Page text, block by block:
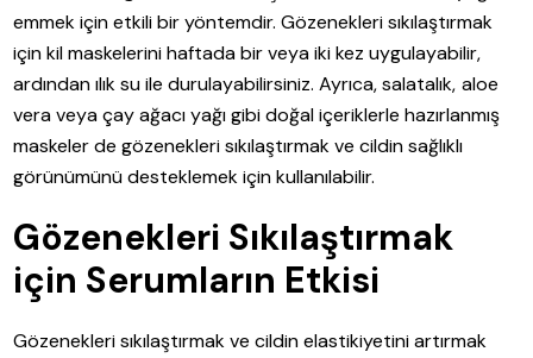
emmek için etkili bir yöntemdir. Gözenekleri sıkılaştırmak
için kil maskelerini haftada bir veya iki kez uygulayabilir,
ardından ılık su ile durulayabilirsiniz. Ayrıca, salatalık, aloe
vera veya çay ağacı yağı gibi doğal içeriklerle hazırlanmış
maskeler de gözenekleri sıkılaştırmak ve cildin sağlıklı
görünümünü desteklemek için kullanılabilir.
Gözenekleri Sıkılaştırmak
için Serumların Etkisi
Gözenekleri sıkılaştırmak ve cildin elastikiyetini artırmak